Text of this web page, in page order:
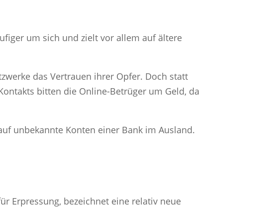
um sich und zielt vor allem auf ältere
das Vertrauen ihrer Opfer. Doch statt
bitten die Online-Betrüger um Geld, da
unbekannte Konten einer Bank im Ausland.
Erpressung, bezeichnet eine relativ neue